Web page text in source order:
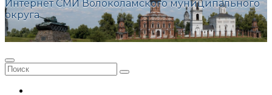
Интернет СМИ Волоколамского муниципального
округа